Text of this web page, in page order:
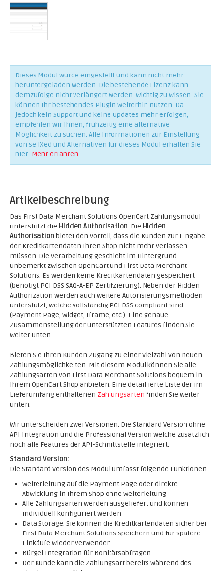
Dieses Modul wurde eingestellt und kann nicht mehr
heruntergeladen werden. Die bestehende Lizenz kann
demzufolge nicht verlängert werden. Wichtig zu wissen: Sie
können Ihr bestehendes Plugin weiterhin nutzen. Da
jedoch kein Support und keine Updates mehr erfolgen,
empfehlen wir Ihnen, frühzeitig eine alternative
Möglichkeit zu suchen. Alle Informationen zur Einstellung
von sellXed und Alternativen für dieses Modul erhalten Sie
hier: Mehr erfahren
Artikelbeschreibung
Das First Data Merchant Solutions OpenCart Zahlungsmodul
unterstützt die Hidden Authorisation. Die Hidden
Authorisation bietet den Vorteil, dass die Kunden zur Eingabe
der Kreditkartendaten Ihren Shop nicht mehr verlassen
müssen. Die Verarbeitung geschieht im Hintergrund
unbemerkt zwischen OpenCart und First Data Merchant
Solutions. Es werden keine Kreditkartendaten gespeichert
(benötigt PCI DSS SAQ-A-EP Zertifzierung). Neben der Hidden
Authorization werden auch weitere Autorisierungsmethoden
unterstützt, welche vollständig PCI DSS compliant sind
(Payment Page, Widget, Iframe, etc.). Eine genaue
Zusammenstellung der unterstützten Features finden Sie
weiter unten.
Bieten Sie Ihren Kunden Zugang zu einer Vielzahl von neuen
Zahlungsmöglichkeiten. Mit diesem Modul können Sie alle
Zahlungsarten von First Data Merchant Solutions bequem in
Ihrem OpenCart Shop anbieten. Eine detaillierte Liste der im
Lieferumfang enthaltenen Zahlungsarten finden Sie weiter
unten.
Wir unterscheiden zwei Versionen. Die Standard Version ohne
API Integration und die Professional Version welche zusätzlich
noch alle Features der API-Schnittstelle integriert.
Standard Version:
Die Standard Version des Modul umfasst folgende Funktionen:
Weiterleitung auf die Payment Page oder direkte
Abwicklung in Ihrem Shop ohne Weiterleitung
Alle Zahlungsarten werden ausgeliefert und können
individuell konfiguriert werden
Data Storage. Sie können die Kreditkartendaten sicher bei
First Data Merchant Solutions speichern und für spätere
Einkäufe wieder verwenden
Bürgel Integration für Bonitätsabfragen
Der Kunde kann die Zahlungsart bereits während des